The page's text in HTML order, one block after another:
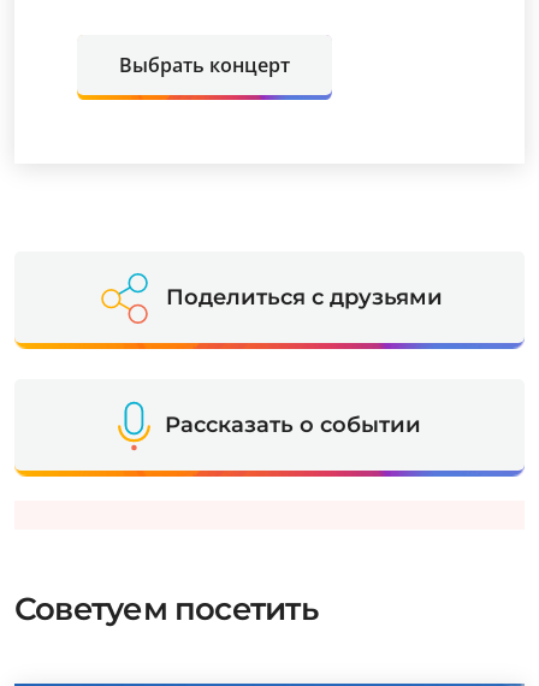
Выбрать концерт
Поделиться с друзьями
Рассказать о событии
Советуем посетить